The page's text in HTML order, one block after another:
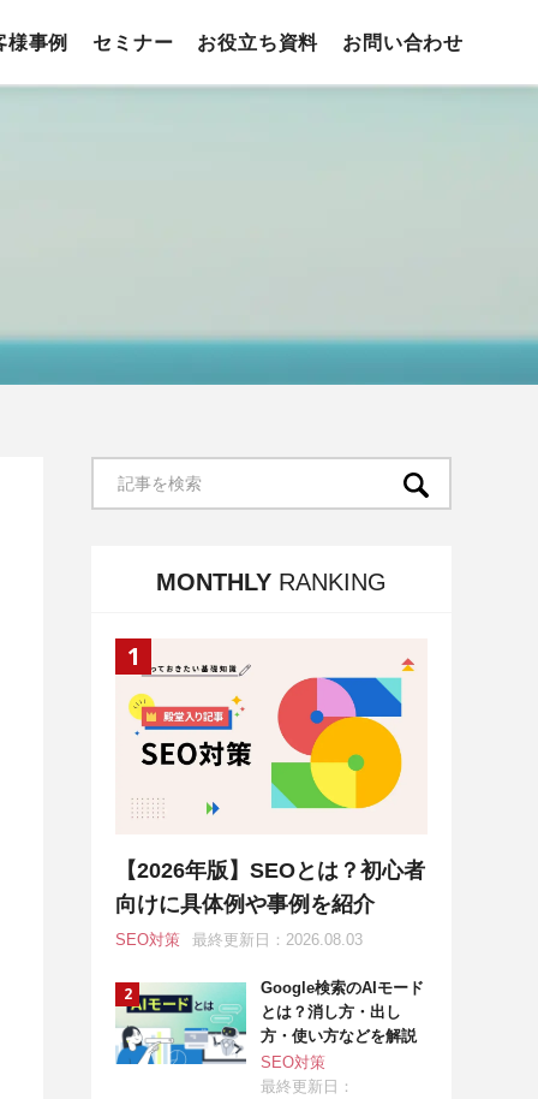
様事例 セミナー お役立ち資料 お問い合わせ
MONTHLY RANKING
【2026年版】SEOとは？初心者
向けに具体例や事例を紹介
SEO対策 最終更新日：2026.08.03
Google検索のAIモード
とは？消し方・出し
方・使い方などを解説
SEO対策
最終更新日：